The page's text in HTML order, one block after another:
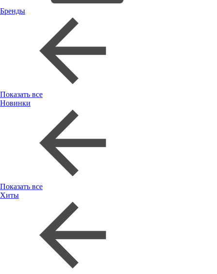
Бренды
Показать все
Новинки
Показать все
Хиты